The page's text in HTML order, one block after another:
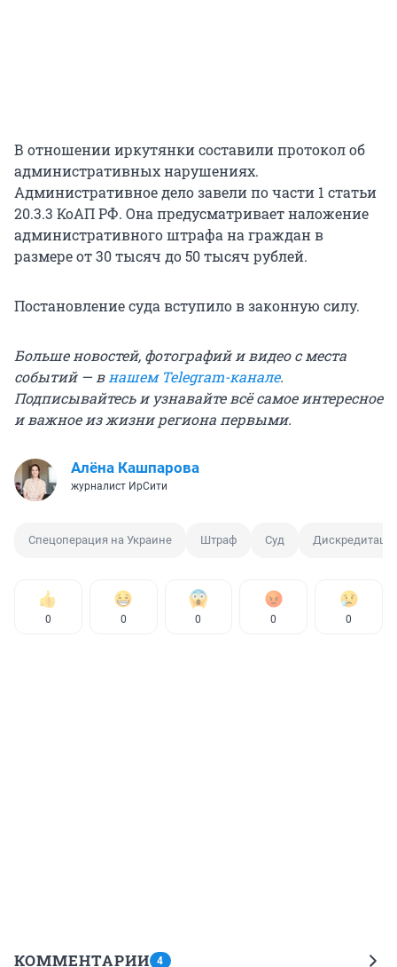
В отношении иркутянки составили протокол об
административных нарушениях.
Административное дело завели по части 1 статьи
20.3.3 КоАП РФ. Она предусматривает наложение
административного штрафа на граждан в
размере от 30 тысяч до 50 тысяч рублей.
Постановление суда вступило в законную силу.
Больше новостей, фотографий и видео с места
событий — внашем Telegram-канале.
Подписывайтесь и узнавайте всё самое интересное
и важное из жизни региона первыми.
Алёна Кашпарова
журналист ИрСити
Спецоперация на Украине Штраф Суд
0 0 0 0 0
КОММЕНТАРИИ 4